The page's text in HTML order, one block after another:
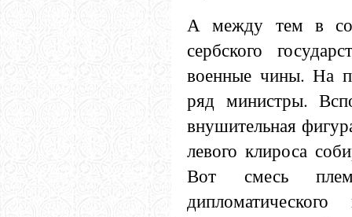
А между тем в
сербского
военные чины. На
ряд министры.
внушительная
левого клироса
Вот смесь